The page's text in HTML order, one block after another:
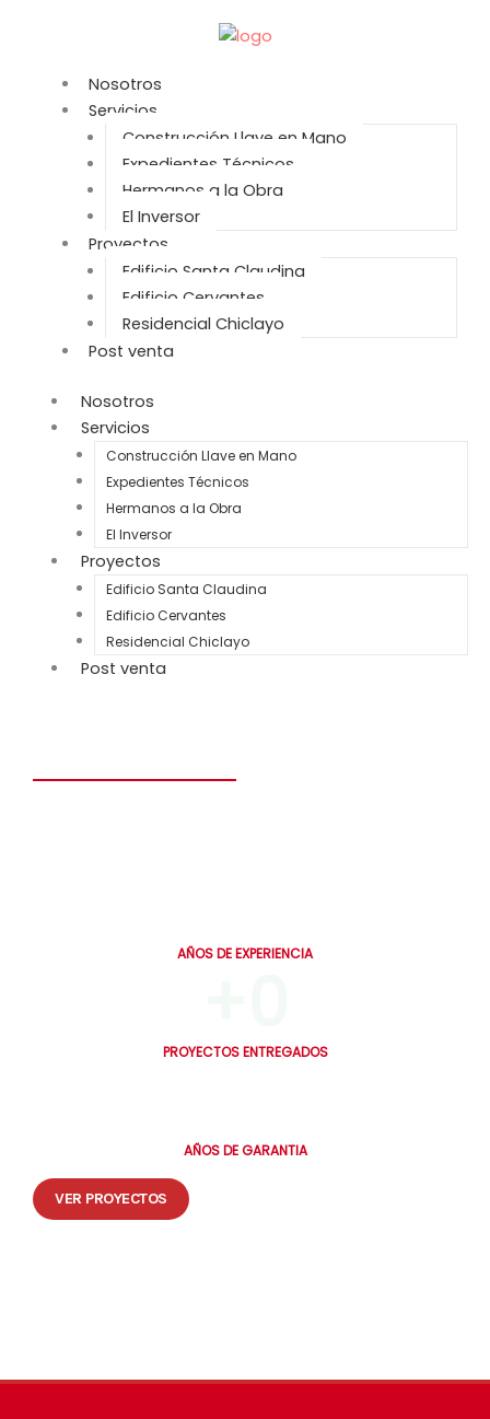
Nosotros
Servicios
Construcción Llave en Mano
Expedientes Técnicos
Hermanos a la Obra
El Inversor
Proyectos
Edificio Santa Claudina
Edificio Cervantes
Residencial Chiclayo
Post venta
Nosotros
Servicios
Construcción Llave en Mano
Expedientes Técnicos
Hermanos a la Obra
El Inversor
Proyectos
Edificio Santa Claudina
Edificio Cervantes
Residencial Chiclayo
Post venta
AÑOS DE EXPERIENCIA
PROYECTOS ENTREGADOS
AÑOS DE GARANTIA
VER PROYECTOS